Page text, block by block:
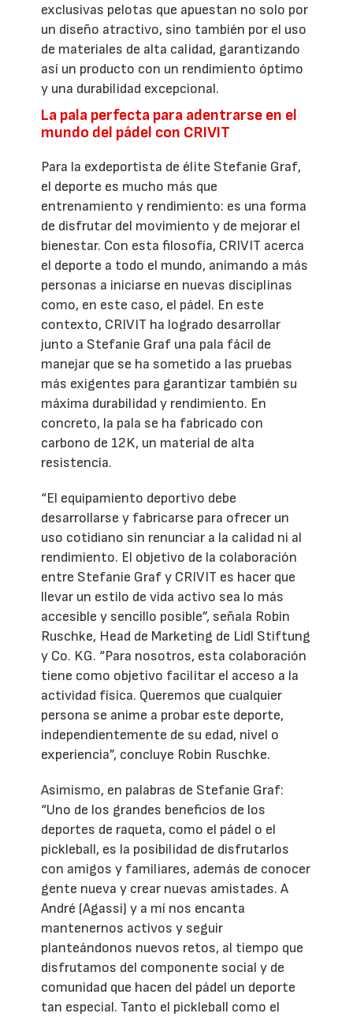
exclusivas pelotas que apuestan no solo por
un diseño atractivo, sino también por el uso
de materiales de alta calidad, garantizando
así un producto con un rendimiento óptimo
y una durabilidad excepcional.
La pala perfecta para adentrarse en el
mundo del pádel con CRIVIT
Para la exdeportista de élite Stefanie Graf,
el deporte es mucho más que
entrenamiento y rendimiento: es una forma
de disfrutar del movimiento y de mejorar el
bienestar. Con esta filosofía, CRIVIT acerca
el deporte a todo el mundo, animando a más
personas a iniciarse en nuevas disciplinas
como, en este caso, el pádel. En este
contexto, CRIVIT ha logrado desarrollar
junto a Stefanie Graf una pala fácil de
manejar que se ha sometido a las pruebas
más exigentes para garantizar también su
máxima durabilidad y rendimiento. En
concreto, la pala se ha fabricado con
carbono de 12K, un material de alta
resistencia.
“El equipamiento deportivo debe
desarrollarse y fabricarse para ofrecer un
uso cotidiano sin renunciar a la calidad ni al
rendimiento. El objetivo de la colaboración
entre Stefanie Graf y CRIVIT es hacer que
llevar un estilo de vida activo sea lo más
accesible y sencillo posible”, señala Robin
Ruschke, Head de Marketing de Lidl Stiftung
y Co. KG. “Para nosotros, esta colaboración
tiene como objetivo facilitar el acceso a la
actividad física. Queremos que cualquier
persona se anime a probar este deporte,
independientemente de su edad, nivel o
experiencia”, concluye Robin Ruschke.
Asimismo, en palabras de Stefanie Graf:
“Uno de los grandes beneficios de los
deportes de raqueta, como el pádel o el
pickleball, es la posibilidad de disfrutarlos
con amigos y familiares, además de conocer
gente nueva y crear nuevas amistades. A
André (Agassi) y a mí nos encanta
mantenernos activos y seguir
planteándonos nuevos retos, al tiempo que
disfrutamos del componente social y de
comunidad que hacen del pádel un deporte
tan especial. Tanto el pickleball como el